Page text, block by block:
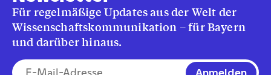
Für regelmäßige Updates aus der Welt der
Wissenschaftskommunikation – für Bayern
und darüber hinaus.
E-Mail-Addresse*